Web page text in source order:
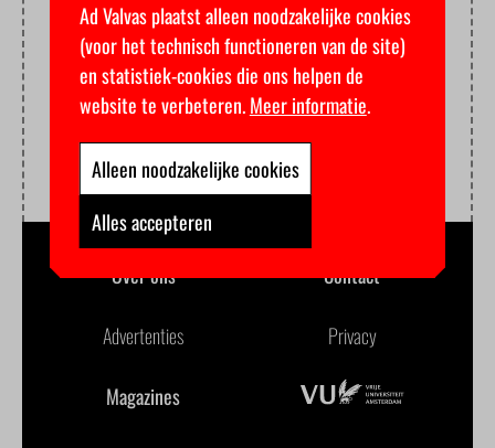
Over ons Contact
Advertenties Privacy
Magazines
Ad Valvas plaatst alleen noodzakelijke cookies
(voor het technisch functioneren van de site)
en statistiek-cookies die ons helpen de
website te verbeteren.Meer informatie.
Alleen noodzakelijke cookies
Alles accepteren